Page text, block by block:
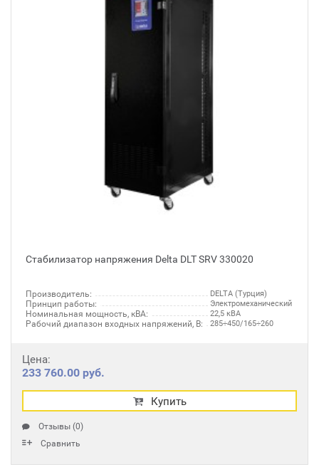
Стабилизатор напряжения Delta DLT SRV 330020
Производитель: DELTA (Турция)
Принцип работы: Электромеханический
Номинальная мощность, кВА: 22,5 кВА
Рабочий диапазон входных напряжений, В: 285÷450/165÷260
Цена:
233 760.00 руб.
Купить
Отзывы (0)
Сравнить